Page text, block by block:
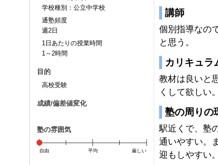
学校種別：公立中学校
通塾頻度
週2日
1日あたりの授業時間
1～2時間
目的
高校受験
成績/偏差値変化
塾の雰囲気
自由 平均 厳しい
講師
個別指導なの
と思う。
カリキュラ
教材は良いと
くして欲しい
塾の周りの
駅近くで、塾
通いやすい。
迎もしやすい